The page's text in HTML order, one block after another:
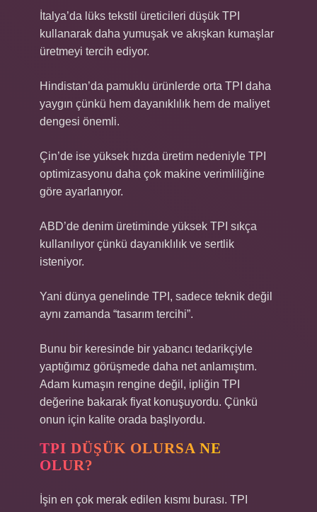
İtalya’da lüks tekstil üreticileri düşük TPI
kullanarak daha yumuşak ve akışkan kumaşlar
üretmeyi tercih ediyor.
Hindistan’da pamuklu ürünlerde orta TPI daha
yaygın çünkü hem dayanıklılık hem de maliyet
dengesi önemli.
Çin’de ise yüksek hızda üretim nedeniyle TPI
optimizasyonu daha çok makine verimliliğine
göre ayarlanıyor.
ABD’de denim üretiminde yüksek TPI sıkça
kullanılıyor çünkü dayanıklılık ve sertlik
isteniyor.
Yani dünya genelinde TPI, sadece teknik değil
aynı zamanda “tasarım tercihi”.
Bunu bir keresinde bir yabancı tedarikçiyle
yaptığımız görüşmede daha net anlamıştım.
Adam kumaşın rengine değil, ipliğin TPI
değerine bakarak fiyat konuşuyordu. Çünkü
onun için kalite orada başlıyordu.
TPI DÜŞÜK OLURSA NE
OLUR?
İşin en çok merak edilen kısmı burası. TPI